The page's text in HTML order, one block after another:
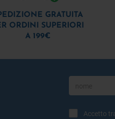
GRATUITA
ORDINI SUPERIORI
A 199€
Accetto